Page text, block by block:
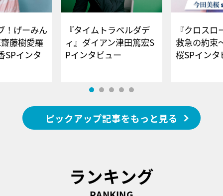
！げーみん
藤樹愛羅
SPインタ
『タイムトラベルダデ
ィ』ダイアン津田篤宏S
Pインタビュー
『クロス
救急の約束
桜SPイ
ピックアップ記事をもっと見る
ランキング